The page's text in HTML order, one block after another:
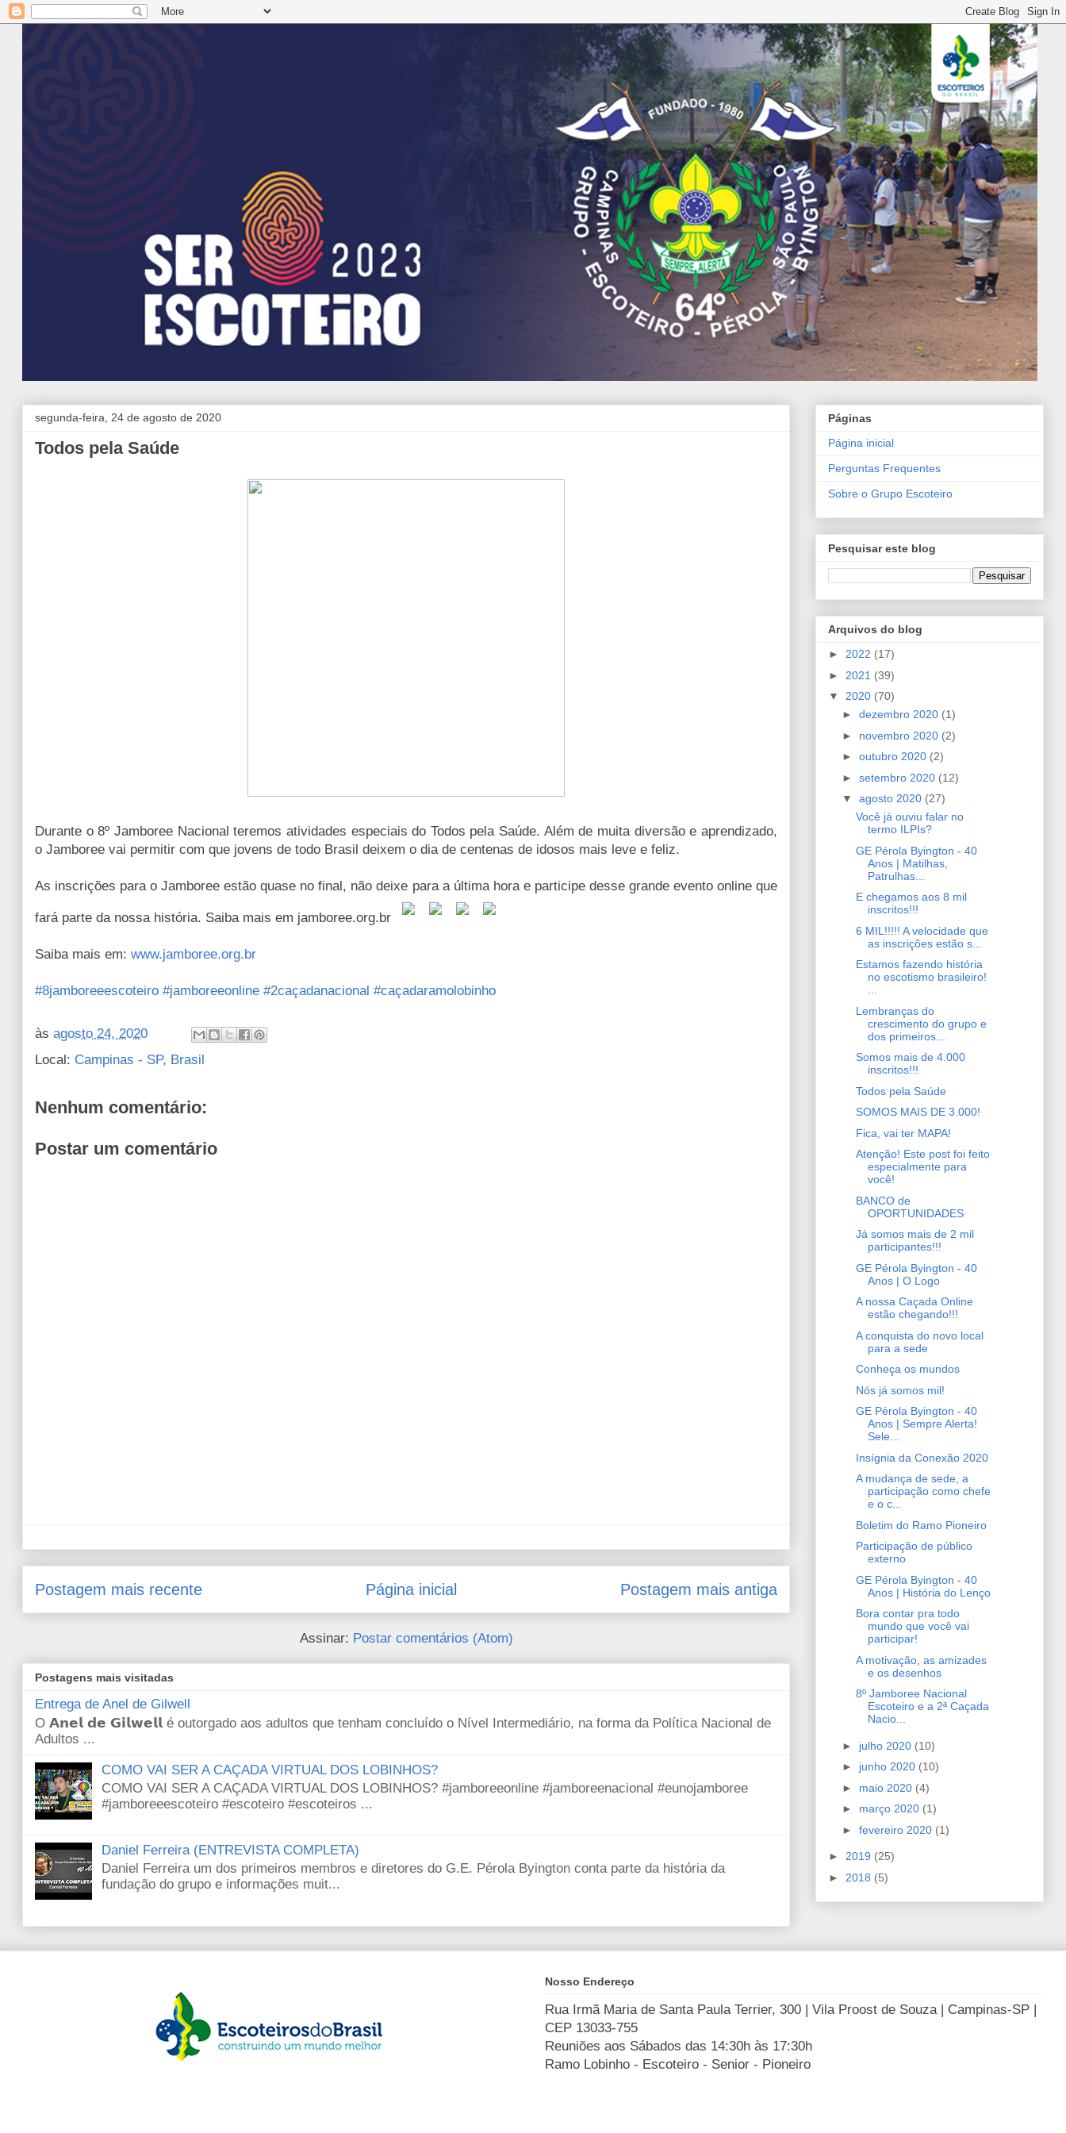
segunda-feira, 24 de agosto de 2020
Todos pela Saúde
Durante o 8º Jamboree Nacional teremos atividades especiais do Todos pela Saúde. Além de muita diversão e aprendizado,
o Jamboree vai permitir com que jovens de todo Brasil deixem o dia de centenas de idosos mais leve e feliz.
As inscrições para o Jamboree estão quase no final, não deixe para a última hora e participe desse grande evento online que
fará parte da nossa história. Saiba mais em jamboree.org.br
Saiba mais em: www.jamboree.org.br
#8jamboreeescoteiro #jamboreeonline #2caçadanacional #caçadaramolobinho
às agosto 24, 2020
Local: Campinas - SP, Brasil
Nenhum comentário:
Postar um comentário
Postagem mais recente Postagem mais antiga
Página inicial
Assinar: Postar comentários (Atom)
Postagens mais visitadas
Entrega de Anel de Gilwell
O 𝗔𝗻𝗲𝗹 𝗱𝗲 𝗚𝗶𝗹𝘄𝗲𝗹𝗹 é outorgado aos adultos que tenham concluído o Nível Intermediário, na forma da Política Nacional de
Adultos ...
COMO VAI SER A CAÇADA VIRTUAL DOS LOBINHOS?
COMO VAI SER A CAÇADA VIRTUAL DOS LOBINHOS? #jamboreeonline #jamboreenacional #eunojamboree
#jamboreeescoteiro #escoteiro #escoteiros ...
Daniel Ferreira (ENTREVISTA COMPLETA)
Daniel Ferreira um dos primeiros membros e diretores do G.E. Pérola Byington conta parte da história da
fundação do grupo e informações muit...
Páginas
Página inicial
Perguntas Frequentes
Sobre o Grupo Escoteiro
Pesquisar este blog
Arquivos do blog
► 2022 (17)
► 2021 (39)
▼ 2020 (70)
► dezembro 2020 (1)
► novembro 2020 (2)
► outubro 2020 (2)
► setembro 2020 (12)
▼ agosto 2020 (27)
Você já ouviu falar no
termo ILPIs?
GE Pérola Byington - 40
Anos | Matilhas,
Patrulhas...
E chegamos aos 8 mil
inscritos!!!
6 MIL!!!!! A velocidade que
as inscrições estão s...
Estamos fazendo história
no escotismo brasileiro!
Lembranças do
crescimento do grupo e
dos primeiros...
Somos mais de 4.000
inscritos!!!
Todos pela Saúde
SOMOS MAIS DE 3.000!
Fica, vai ter MAPA!
Atenção! Este post foi feito
especialmente para
você!
BANCO de
OPORTUNIDADES
Já somos mais de 2 mil
participantes!!!
GE Pérola Byington - 40
Anos | O Logo
A nossa Caçada Online
estão chegando!!!
A conquista do novo local
para a sede
Conheça os mundos
Nós já somos mil!
GE Pérola Byington - 40
Anos | Sempre Alerta!
Sele...
Insígnia da Conexão 2020
A mudança de sede, a
participação como chefe
e o c...
Boletim do Ramo Pioneiro
Participação de público
externo
GE Pérola Byington - 40
Anos | História do Lenço
Bora contar pra todo
mundo que você vai
participar!
A motivação, as amizades
e os desenhos
8º Jamboree Nacional
Escoteiro e a 2ª Caçada
Nacio...
► julho 2020 (10)
► junho 2020 (10)
► maio 2020 (4)
► março 2020 (1)
► fevereiro 2020 (1)
► 2019 (25)
► 2018 (5)
Nosso Endereço
Rua Irmã Maria de Santa Paula Terrier, 300 | Vila Proost de Souza | Campinas-SP |
CEP 13033-755
Reuniões aos Sábados das 14:30h às 17:30h
Ramo Lobinho - Escoteiro - Senior - Pioneiro